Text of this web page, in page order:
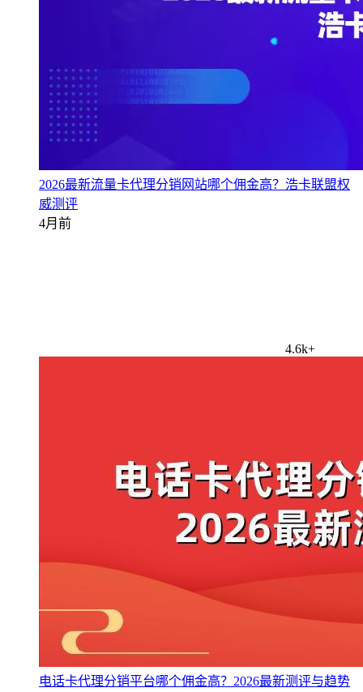
2026最新流量卡代理分销网站哪个佣金高？浩卡联盟权
威测评
4月前
4.6k+
电话卡代理分销平台哪个佣金高？2026最新测评与趋势